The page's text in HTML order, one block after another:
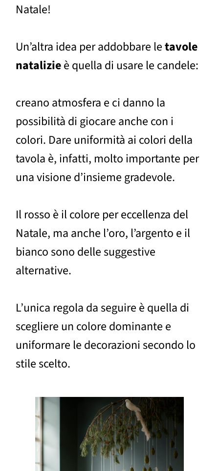
Natale!
Un’altra idea per addobbare letavole
natalizieè quella di usare le candele:
creano atmosfera e ci danno la
possibilità di giocare anche con i
colori. Dare uniformità ai colori della
tavola è, infatti, molto importante per
una visione d’insieme gradevole.
Il rosso è il colore per eccellenza del
Natale, ma anche l’oro, l’argento e il
bianco sono delle suggestive
alternative.
L’unica regola da seguire è quella di
scegliere un colore dominante e
uniformare le decorazioni secondo lo
stile scelto.